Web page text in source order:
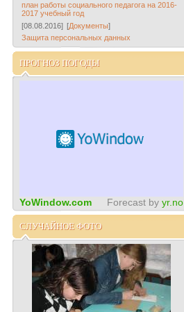
план работы социального педагога на 2016-
2017 учебный год
[08.08.2016] [Документы]
Защита персональных данных
ПРОГНОЗ ПОГОДЫ
YoWindow.com Forecast by yr.no
СЛУЧАЙНОЕ ФОТО